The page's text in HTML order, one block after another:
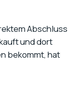
Abschluss
und dort
bekommt, hat